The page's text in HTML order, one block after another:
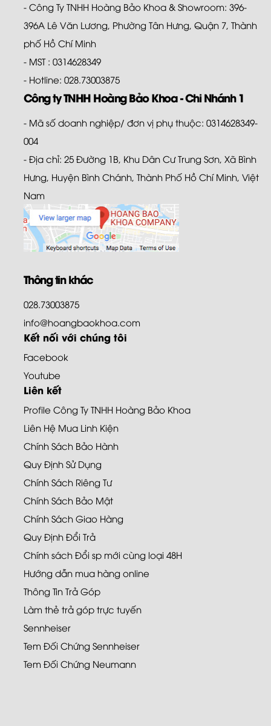
- Công Ty TNHH Hoàng Bảo Khoa & Showroom: 396-
396A Lê Văn Lương, Phường Tân Hưng, Quận 7, Thành
phố Hồ Chí Minh
- MST : 0314628349
- Hotline: 028.73003875
Công ty TNHH Hoàng Bảo Khoa - Chi Nhánh 1
- Mã số doanh nghiệp/ đơn vị phụ thuộc: 0314628349-
004
- Địa chỉ: 25 Đường 1B, Khu Dân Cư Trung Sơn, Xã Bình
Hưng, Huyện Bình Chánh, Thành Phố Hồ Chí Minh, Việt
Nam
Thông tin khác
028.73003875
info@hoangbaokhoa.com
Kết nối với chúng tôi
Facebook
Youtube
Liên kết
Profile Công Ty TNHH Hoàng Bảo Khoa
Liên Hệ Mua Linh Kiện
Chính Sách Bảo Hành
Quy Định Sử Dụng
Chính Sách Riêng Tư
Chính Sách Bảo Mật
Chính Sách Giao Hàng
Quy Định Đổi Trả
Chính sách Đổi sp mới cùng loại 48H
Hướng dẫn mua hàng online
Thông Tin Trả Góp
Làm thẻ trả góp trực tuyến
Sennheiser
Tem Đối Chứng Sennheiser
Tem Đối Chứng Neumann